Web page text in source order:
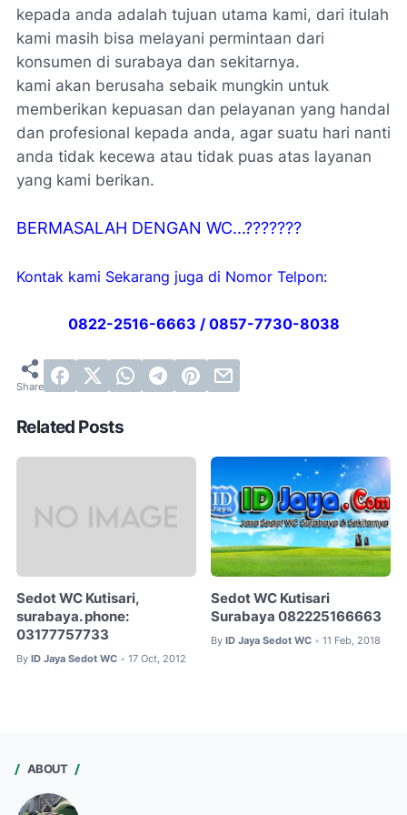
kepada anda adalah tujuan utama kami, dari itulah
kami masih bisa melayani permintaan dari
konsumen di surabaya dan sekitarnya.
kami akan berusaha sebaik mungkin untuk
memberikan kepuasan dan pelayanan yang handal
dan profesional kepada anda, agar suatu hari nanti
anda tidak kecewa atau tidak puas atas layanan
yang kami berikan.
BERMASALAH DENGAN WC...???????
Kontak kami Sekarang juga di Nomor Telpon:
0822-2516-6663 / 0857-7730-8038
Related Posts
Sedot WC Kutisari,
surabaya. phone:
03177757733
By ID Jaya Sedot WC • 17 Oct, 2012
Sedot WC Kutisari
Surabaya 082225166663
By ID Jaya Sedot WC • 11 Feb, 2018
ABOUT